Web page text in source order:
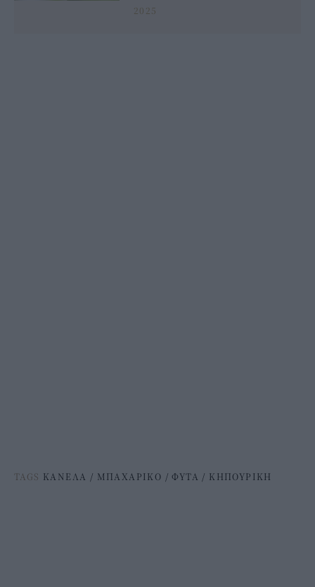
2025
TAGS ΚΑΝΕΛΑ / ΜΠΑΧΑΡΙΚΟ / ΦΥΤΑ / ΚΗΠΟΥΡΙΚΗ